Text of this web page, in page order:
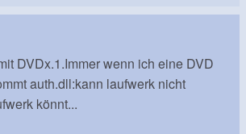
DVDx.1.Immer wenn ich eine DVD
auth.dll:kann laufwerk nicht
könnt...